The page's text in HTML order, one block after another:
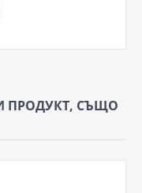
ПРОДУКТ, СЪЩО